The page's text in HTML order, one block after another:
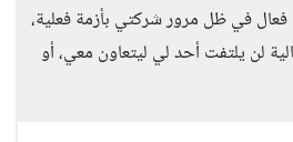
في ظل مرور شركتي بأزمة فعلية،
لن يلتفت أحد لي ليتعاون معي، أو